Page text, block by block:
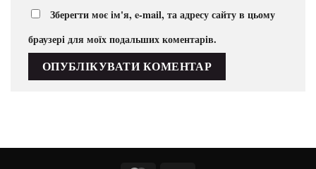
Зберегти моє ім'я, e-mail, та адресу сайту в цьому
браузері для моїх подальших коментарів.